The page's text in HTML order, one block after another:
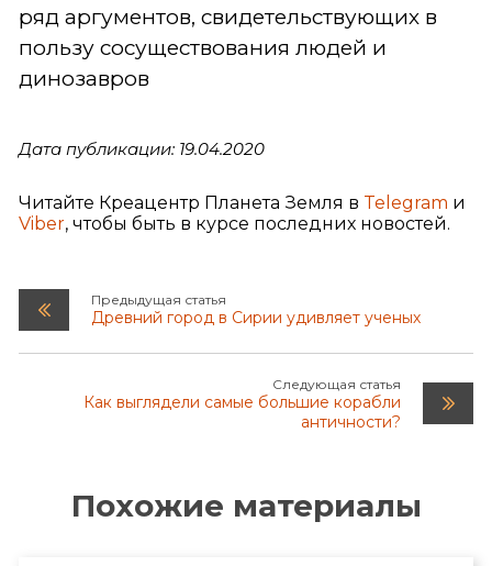
ряд аргументов, свидетельствующих в
пользу сосуществования людей и
динозавров
Дата публикации: 19.04.2020
Читайте Креацентр Планета Земля в Telegram и
Viber, чтобы быть в курсе последних новостей.
Предыдущая статья
Древний город в Сирии удивляет ученых
Следующая статья
Как выглядели самые большие корабли
античности?
Похожие материалы